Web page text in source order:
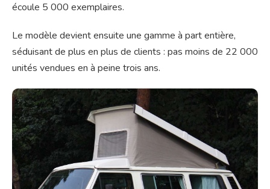
écoule 5 000 exemplaires.
Le modèle devient ensuite une gamme à part entière,
séduisant de plus en plus de clients : pas moins de 22 000
unités vendues en à peine trois ans.